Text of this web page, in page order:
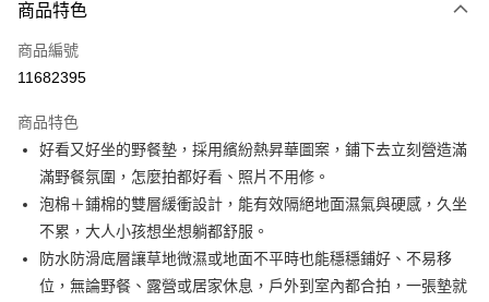
信用卡一次付款
LINE Pay
街口支付
悠遊付
Google Pay
AFTEE先享後付
相關說明
商品特色
商品編號
11682395
商品特色
好看又好坐的野餐墊，採用繽紛熱昇華圖案，鋪下去立刻營造滿
滿野餐氛圍，怎麼拍都好看、照片不用修。
泡棉＋鋪棉的雙層緩衝設計，能有效隔絕地面濕氣與硬感，久坐
不累，大人小孩想坐想躺都舒服。
防水防滑底層讓草地微濕或地面不平時也能穩穩鋪好、不易移
位，無論野餐、露營或居家休息，戶外到室內都合拍，一張墊就